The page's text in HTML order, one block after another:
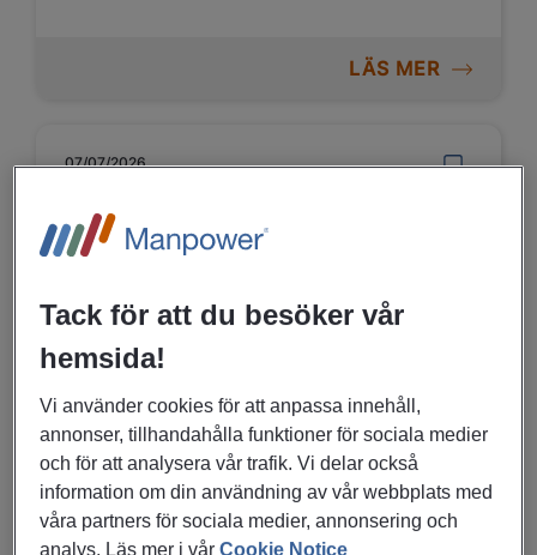
LÄS MER
07/07/2026
Legitimerad sjuksköterska till
njuravdelningen
Eskilstuna
Hälso-, sjukvård, Omsorg
LÄS MER
07/07/2026
Tack för att du besöker vår
hemsida!
Vi använder cookies för att anpassa innehåll,
annonser, tillhandahålla funktioner för sociala medier
och för att analysera vår trafik. Vi delar också
information om din användning av vår webbplats med
våra partners för sociala medier, annonsering och
analys. Läs mer i vårCookie Notice